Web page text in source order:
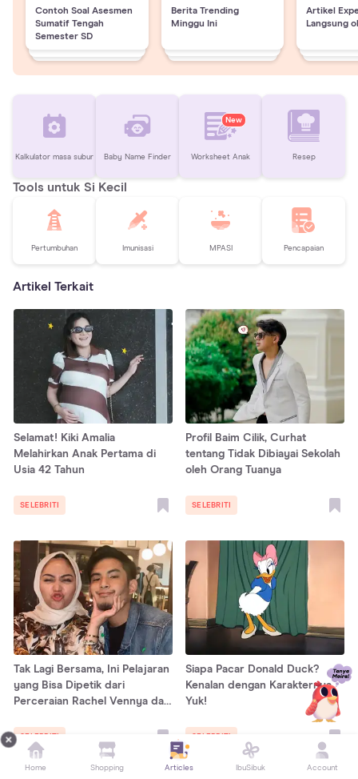
Contoh Soal Asesmen
Sumatif Tengah
Semester SD
Berita Trending
Minggu Ini
Artikel
Langsung
Kalkulator masa subur Baby Name Finder
New
Worksheet Anak Resep
Tools untuk Si Kecil
Pertumbuhan Imunisasi MPASI Pencapaian
Artikel Terkait
Selamat! Kiki Amalia
Melahirkan Anak Pertama di
Usia 42 Tahun
SELEBRITI
Profil Baim Cilik, Curhat
tentang Tidak Dibiayai Sekolah
oleh Orang Tuanya
SELEBRITI
Tak Lagi Bersama, Ini Pelajaran
yang Bisa Dipetik dari
Perceraian Rachel Vennya dan
SELEBRITI
Siapa Pacar Donald Duck?
Kenalan dengan Karakternya,
Yuk!
SELEBRITI
Home Shopping Articles IbuSibuk Account